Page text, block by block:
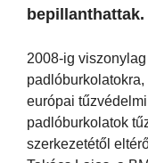
bepillanthattak.
2008-ig
európai
padlóburkolatok
szerkezetétől